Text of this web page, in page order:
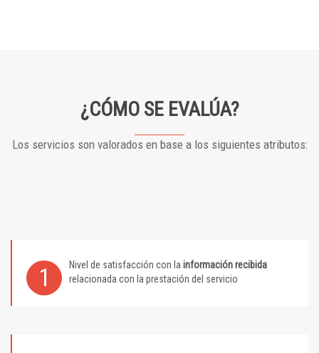
¿CÓMO SE EVALÚA?
Los servicios son valorados en base a los siguientes atributos:
1 Nivel de satisfacción con la información recibida
relacionada con la prestación del servicio